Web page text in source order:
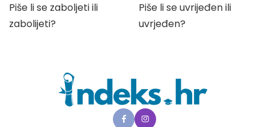
Piše li se zaboljeti ili
zabolijeti?
Piše li se uvrijeđen ili
uvrjeđen?